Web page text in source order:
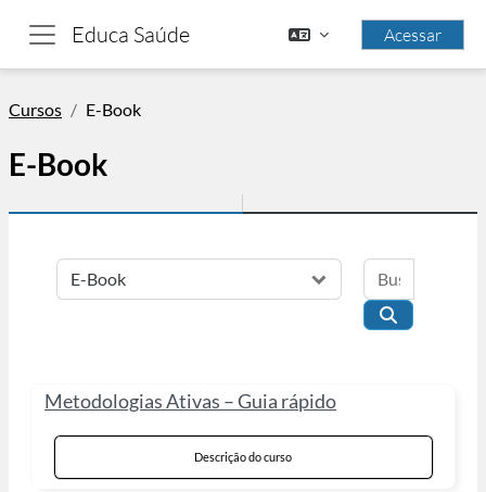
Educa Saúde Acessar
Cursos E-Book
E-Book
Categorias de Cursos
Buscar
Metodologias Ativas – Guia rápido
Descrição do curso